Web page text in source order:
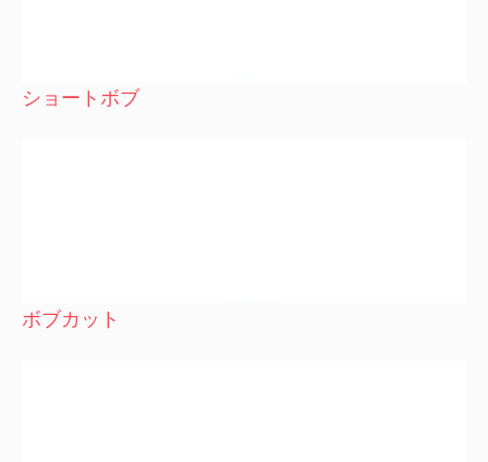
ショートボブ
ボブカット